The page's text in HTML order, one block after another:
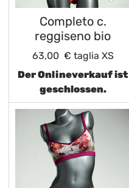
Completo c.
reggiseno bio
63,00 € taglia XS
Der Onlineverkauf ist
geschlossen.